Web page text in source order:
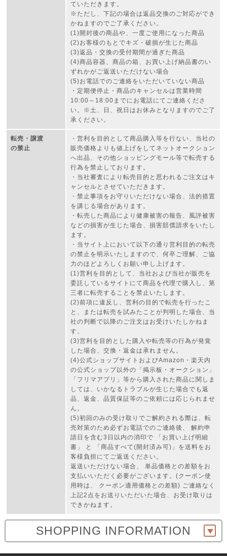
ていただきます。
※ただし、下記の場合は返品交換のご対応ができ
かねますのでご了承ください。
(1)開封後の商品や、一度ご使用になった商品
(2)お客様のもとでキズ・破損が生じた商品
(3)返品・交換の受付期間が過ぎた商品
(4)商品容器、商品の箱、お買い上げ納品書のい
ずれかがご返送いただけない場合
(5)お電話でのご連絡をいただいていない商品
・定期便停止・商品のキャンセルは営業時間
10:00～18:00までにお電話にてご連絡くださ
い。※土、日、祝日はお休みとなりますのでご了
承ください。
転売・譲渡
の禁止
・営利を目的として商品購入等を行ない、当社の
販売価格よりも値上げをしてネットオークション
へ出品、その他ショッピングモール等で転売する
行為を禁止しております。
・当社審査により転売目的と思われるご注文はキ
ャンセルとさせていただきます。
・禁止事項をお守りいただけない場合、法的措置
を講じる場合があります。
・転売した商品により健康被害の報告、風評被害
などの損害が生じた場合、損害賠償請求をいたし
ます。
・当サイト上において以下の通り営利目的の転売
の禁止を明示いたしますので、何卒ご理解、ご協
力のほどよろしくお願い申し上げます。
(1)営利を目的として、当社および当社が販売を
委託しているサイトにて商品を代理で購入し、第
三者に転売することを禁止いたします。
(2)前項に違反し、営利の目的で転売を行ったこ
と、または転売を試みたことが判明した場合、当
社の判断で以降のご注文はお受けいたしかねま
す。
(3)営利を目的とした購入や転売等の行為が発覚
した場合、交換・返金は承れません。
(4)公式ショップサイトおよびAmazon・楽天内
の公式ショップ以外の「掲示板・オークション」
「フリマアプリ」等から購入された商品に関しま
しては、いかなるトラブルが生じた場合でも返
品、返金、品質保証等のご依頼には応じられませ
ん。
(5)初回のみの受け取りでご解約される際は、転
売対策のため必ずお電話でのご連絡後、 解約申
請日を含む3日以内の消印で 「お買い上げ明細
書」 と 「商品すべて(開封済み可)」を送料をお
客様負担にてご返送ください。
返送いただけない場合、 単品価格との差額をお
支払いいただく必要がございます。(クーポン使
用時は、 クーポン適用価格との差額) ご連絡なく
上記2点をお送りいただいた場合、お受け取りは
できかねます。
SHOPPING INFORMATION